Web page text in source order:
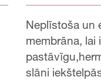
Neplīstoša un
membrāna, lai
slāni